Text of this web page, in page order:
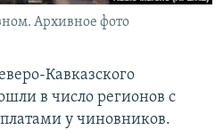
Архивное фото
Кавказского
в число регионов с
у чиновников.